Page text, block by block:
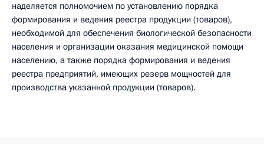
наделяется полномочием по установлению порядка
формирования и ведения реестра продукции (товаров),
необходимой для обеспечения биологической безопасности
населения и организации оказания медицинской помощи
населению, а также порядка формирования и ведения
реестра предприятий, имеющих резерв мощностей для
производства указанной продукции (товаров).